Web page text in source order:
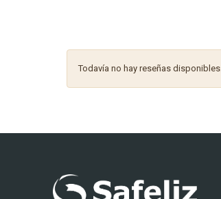
Todavía no hay reseñas disponibles.